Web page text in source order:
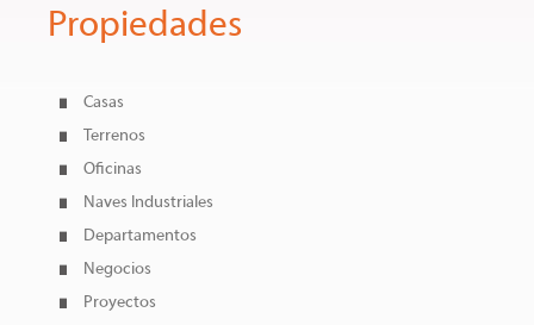
Propiedades
Casas
Terrenos
Oficinas
Naves Industriales
Departamentos
Negocios
Proyectos